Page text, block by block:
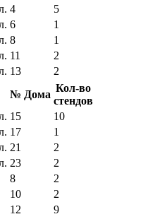
4
5
6
1
8
1
11
2
13
2
№ Дома
Кол-во
стендов
15
10
17
1
21
2
23
2
8
2
10
2
12
9